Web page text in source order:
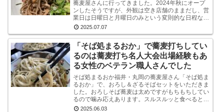
蕎麦屋さんに行ってきました。2024年秋にオープ
ンしたそうですが、外観は空き店舗のままだし、営
業日は日曜日と月曜日のみという変則的な日程なの
で、まだ認知度はそれほど高くないようです。しか
2025.07.07
「そば処まるおか」で蕎麦打ちしてい
るのは蕎麦打ち名人大会出場経験もあ
る女性のベテラン職人さんでした
そば処まるおか福井・丸岡の蕎麦屋さん「そば処ま
るおか」で、おろし＆ざるそばセットをいただきま
した。おろしそば蕎麦は太めですがもちもちしてい
るので噛み応えあります。スルスルッと食べるとい
うより感で味わう系です。うまいです。※なお、お
2025.06.03